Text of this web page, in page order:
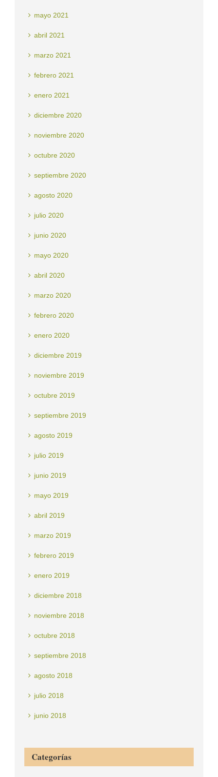
mayo 2021
abril 2021
marzo 2021
febrero 2021
enero 2021
diciembre 2020
noviembre 2020
octubre 2020
septiembre 2020
agosto 2020
julio 2020
junio 2020
mayo 2020
abril 2020
marzo 2020
febrero 2020
enero 2020
diciembre 2019
noviembre 2019
octubre 2019
septiembre 2019
agosto 2019
julio 2019
junio 2019
mayo 2019
abril 2019
marzo 2019
febrero 2019
enero 2019
diciembre 2018
noviembre 2018
octubre 2018
septiembre 2018
agosto 2018
julio 2018
junio 2018
Categorías